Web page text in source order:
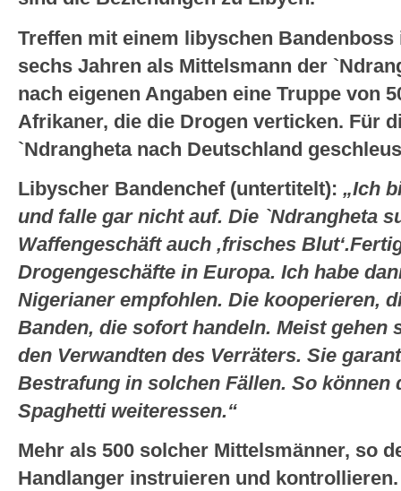
Treffen mit einem libyschen
sechs Jahren als Mittelsmann der
nach eigenen Angaben eine Truppe von
Afrikaner, die die Drogen verticken. Für
`Ndrangheta nach Deutschland
Libyscher Bandenchef (untertitelt): „Ich
und falle gar nicht auf. Die `Ndrangheta
Waffengeschäft auch ‚frisches
Drogengeschäfte in Europa. Ich habe
Nigerianer empfohlen. Die kooperieren,
Banden, die sofort handeln. Meist gehen
den Verwandten des Verräters. Sie
Bestrafung in solchen Fällen. So können
Spaghetti weiteressen.“
Mehr als 500 solcher Mittelsmänner, so
Handlanger instruieren und